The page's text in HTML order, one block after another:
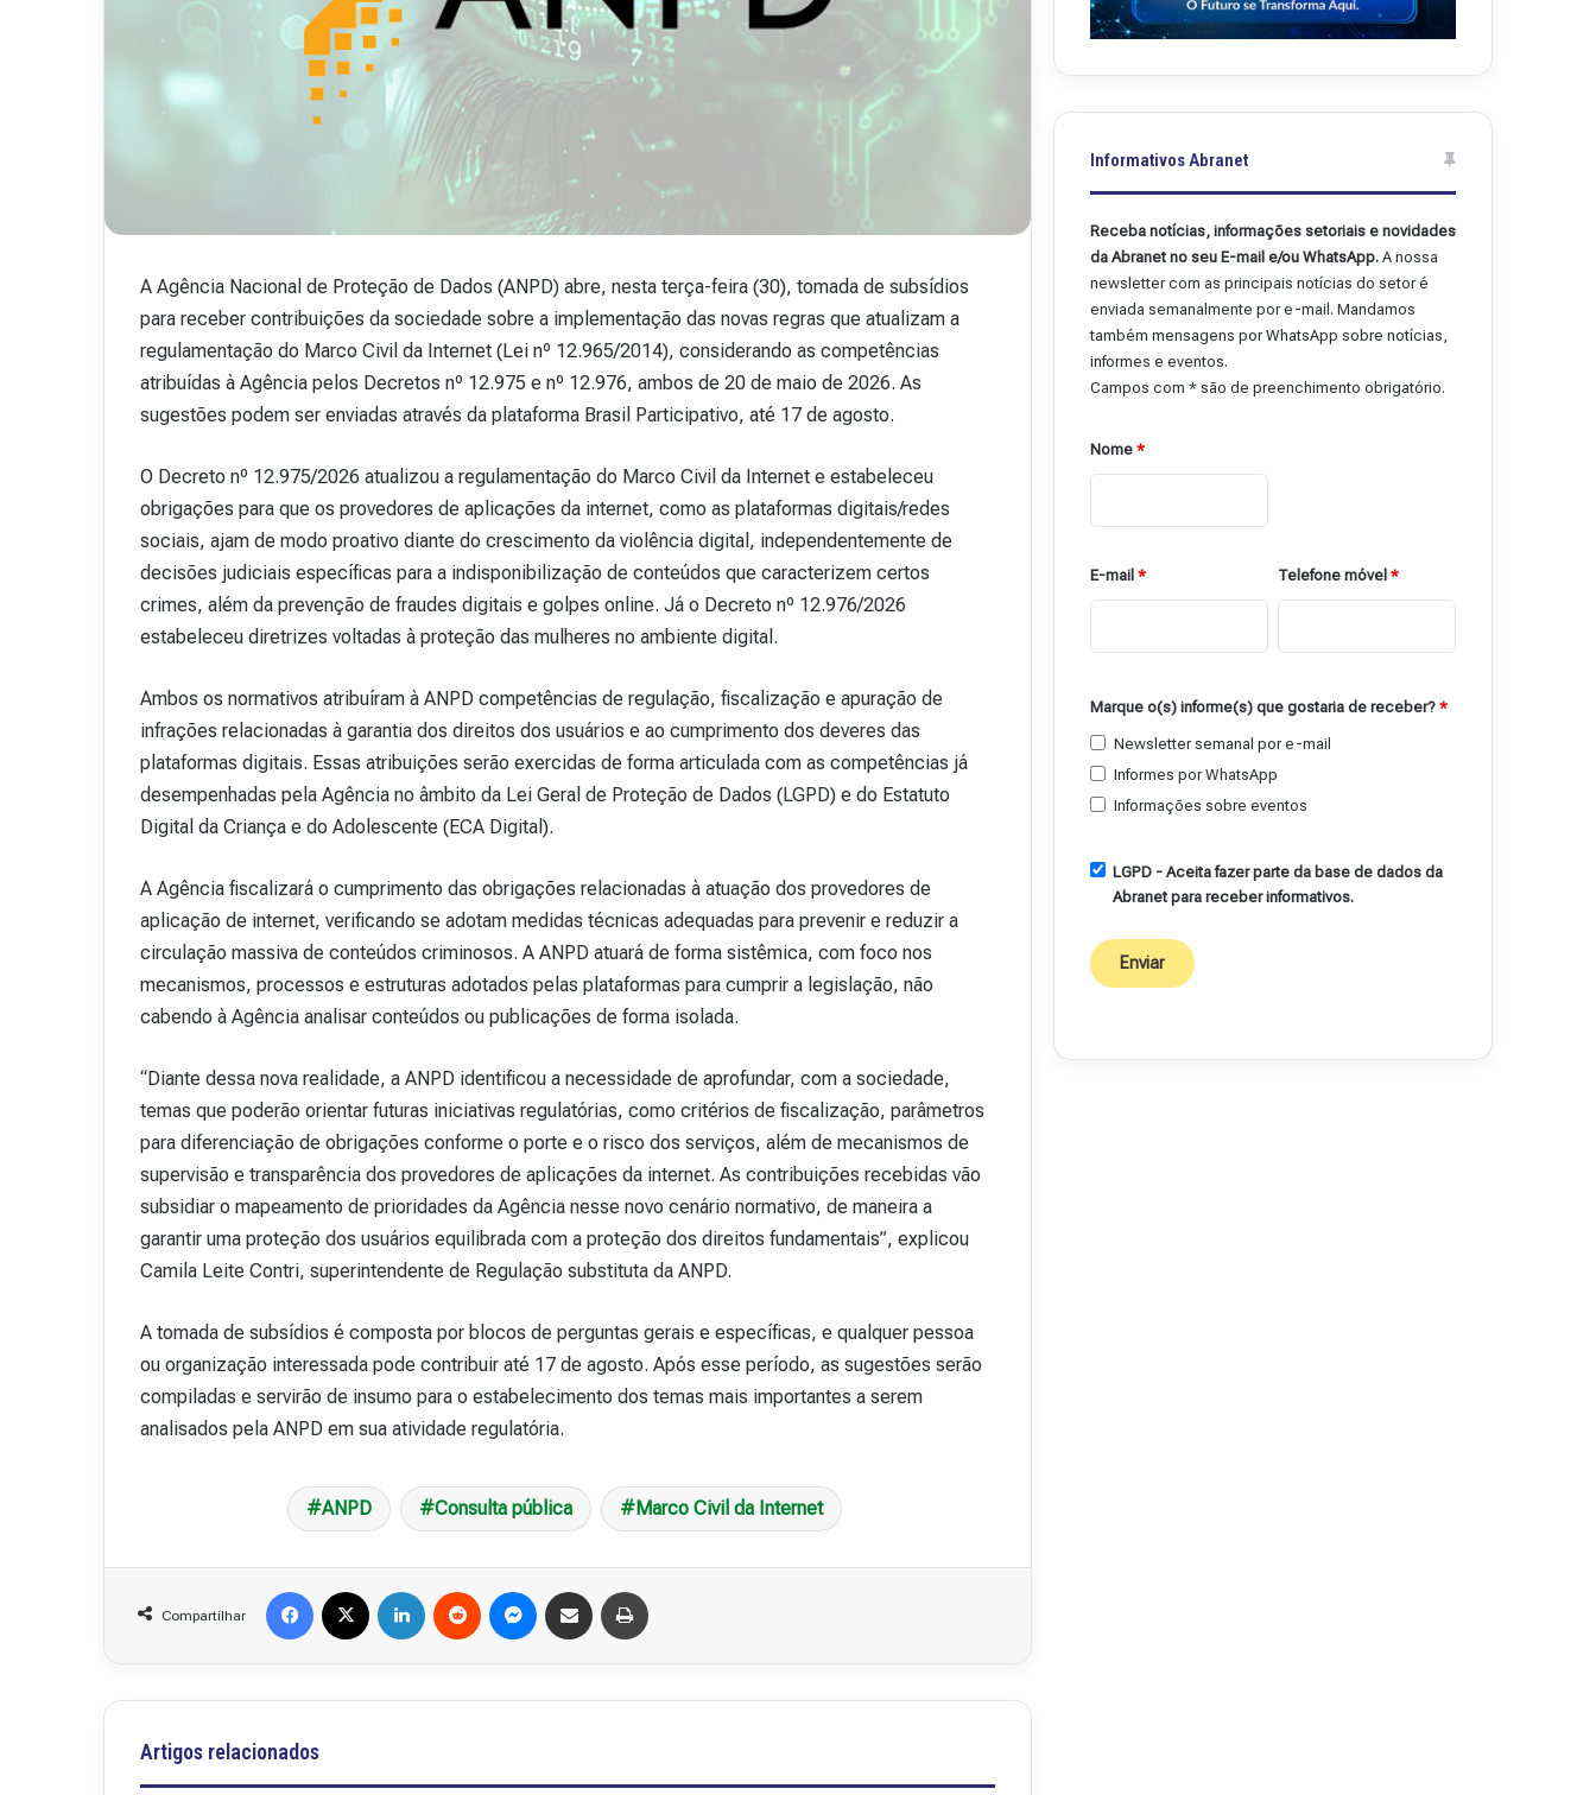
A Agência Nacional de Proteção de Dados (ANPD) abre, nesta terça-feira (30), tomada de subsídios
para receber contribuições da sociedade sobre a implementação das novas regras que atualizam a
regulamentação do Marco Civil da Internet (Lei nº 12.965/2014), considerando as competências
atribuídas à Agência pelos Decretos nº 12.975 e nº 12.976, ambos de 20 de maio de 2026. As
sugestões podem ser enviadas através da plataforma Brasil Participativo, até 17 de agosto.
O Decreto nº 12.975/2026 atualizou a regulamentação do Marco Civil da Internet e estabeleceu
obrigações para que os provedores de aplicações da internet, como as plataformas digitais/redes
sociais, ajam de modo proativo diante do crescimento da violência digital, independentemente de
decisões judiciais específicas para a indisponibilização de conteúdos que caracterizem certos
crimes, além da prevenção de fraudes digitais e golpes online. Já o Decreto nº 12.976/2026
estabeleceu diretrizes voltadas à proteção das mulheres no ambiente digital.
Ambos os normativos atribuíram à ANPD competências de regulação, fiscalização e apuração de
infrações relacionadas à garantia dos direitos dos usuários e ao cumprimento dos deveres das
plataformas digitais. Essas atribuições serão exercidas de forma articulada com as competências já
desempenhadas pela Agência no âmbito da Lei Geral de Proteção de Dados (LGPD) e do Estatuto
Digital da Criança e do Adolescente (ECA Digital).
A Agência fiscalizará o cumprimento das obrigações relacionadas à atuação dos provedores de
aplicação de internet, verificando se adotam medidas técnicas adequadas para prevenir e reduzir a
circulação massiva de conteúdos criminosos. A ANPD atuará de forma sistêmica, com foco nos
mecanismos, processos e estruturas adotados pelas plataformas para cumprir a legislação, não
cabendo à Agência analisar conteúdos ou publicações de forma isolada.
“Diante dessa nova realidade, a ANPD identificou a necessidade de aprofundar, com a sociedade,
temas que poderão orientar futuras iniciativas regulatórias, como critérios de fiscalização, parâmetros
para diferenciação de obrigações conforme o porte e o risco dos serviços, além de mecanismos de
supervisão e transparência dos provedores de aplicações da internet. As contribuições recebidas vão
subsidiar o mapeamento de prioridades da Agência nesse novo cenário normativo, de maneira a
garantir uma proteção dos usuários equilibrada com a proteção dos direitos fundamentais”, explicou
Camila Leite Contri, superintendente de Regulação substituta da ANPD.
A tomada de subsídios é composta por blocos de perguntas gerais e específicas, e qualquer pessoa
ou organização interessada pode contribuir até 17 de agosto. Após esse período, as sugestões serão
compiladas e servirão de insumo para o estabelecimento dos temas mais importantes a serem
analisados pela ANPD em sua atividade regulatória.
ANPD Consulta pública Marco Civil da Internet
Compartilhar
Facebook Linkedin Reddit Messenger
Compartilhar via e-mail
Artigos relacionados
Informativos Abranet
Receba notícias, informações setoriais e novidades
da Abranet no seu E-mail e/ou WhatsApp.A nossa
newsletter com as principais notícias do setor é
enviada semanalmente por e-mail. Mandamos
também mensagens por WhatsApp sobre notícias,
informes e eventos.
Campos com * são de preenchimento obrigatório.
Nome*
E-mail* Telefone móvel *
Marque o(s) informe(s) que gostaria de receber?*
Newsletter semanal por e-mail
Informes por WhatsApp
Informações sobre eventos
LGPD - Aceita fazer parte da base de dados da
Abranet para receber informativos.